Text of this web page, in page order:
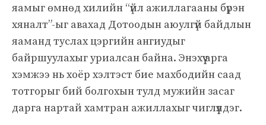
яамыг өмнөд хилийн “үйл ажиллагааны бүрэн
хяналт”-ыг авахад Дотоодын аюулгүй байдлын
яаманд туслах цэргийн ангиудыг
байршуулахыг уриалсан байна. Энэхүү арга
хэмжээ нь хоёр хэлтэст бие махбодийн саад
тотгорыг бий болгохын тулд мужийн засаг
дарга нартай хамтран ажиллахыг чиглүүлдэг.